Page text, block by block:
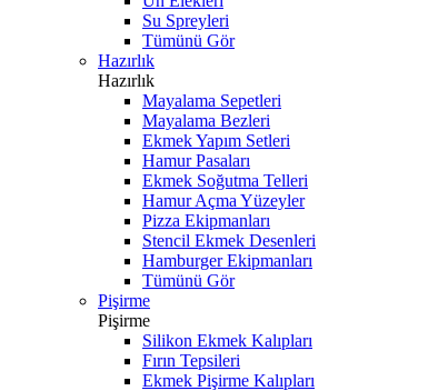
Su Spreyleri
Tümünü Gör
Hazırlık
Hazırlık
Mayalama Sepetleri
Mayalama Bezleri
Ekmek Yapım Setleri
Hamur Pasaları
Ekmek Soğutma Telleri
Hamur Açma Yüzeyler
Pizza Ekipmanları
Stencil Ekmek Desenleri
Hamburger Ekipmanları
Tümünü Gör
Pişirme
Pişirme
Silikon Ekmek Kalıpları
Fırın Tepsileri
Ekmek Pişirme Kalıpları